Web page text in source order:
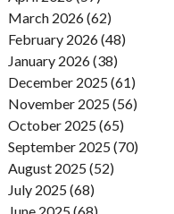
March 2026 (62)
February 2026 (48)
January 2026 (38)
December 2025 (61)
November 2025 (56)
October 2025 (65)
September 2025 (70)
August 2025 (52)
July 2025 (68)